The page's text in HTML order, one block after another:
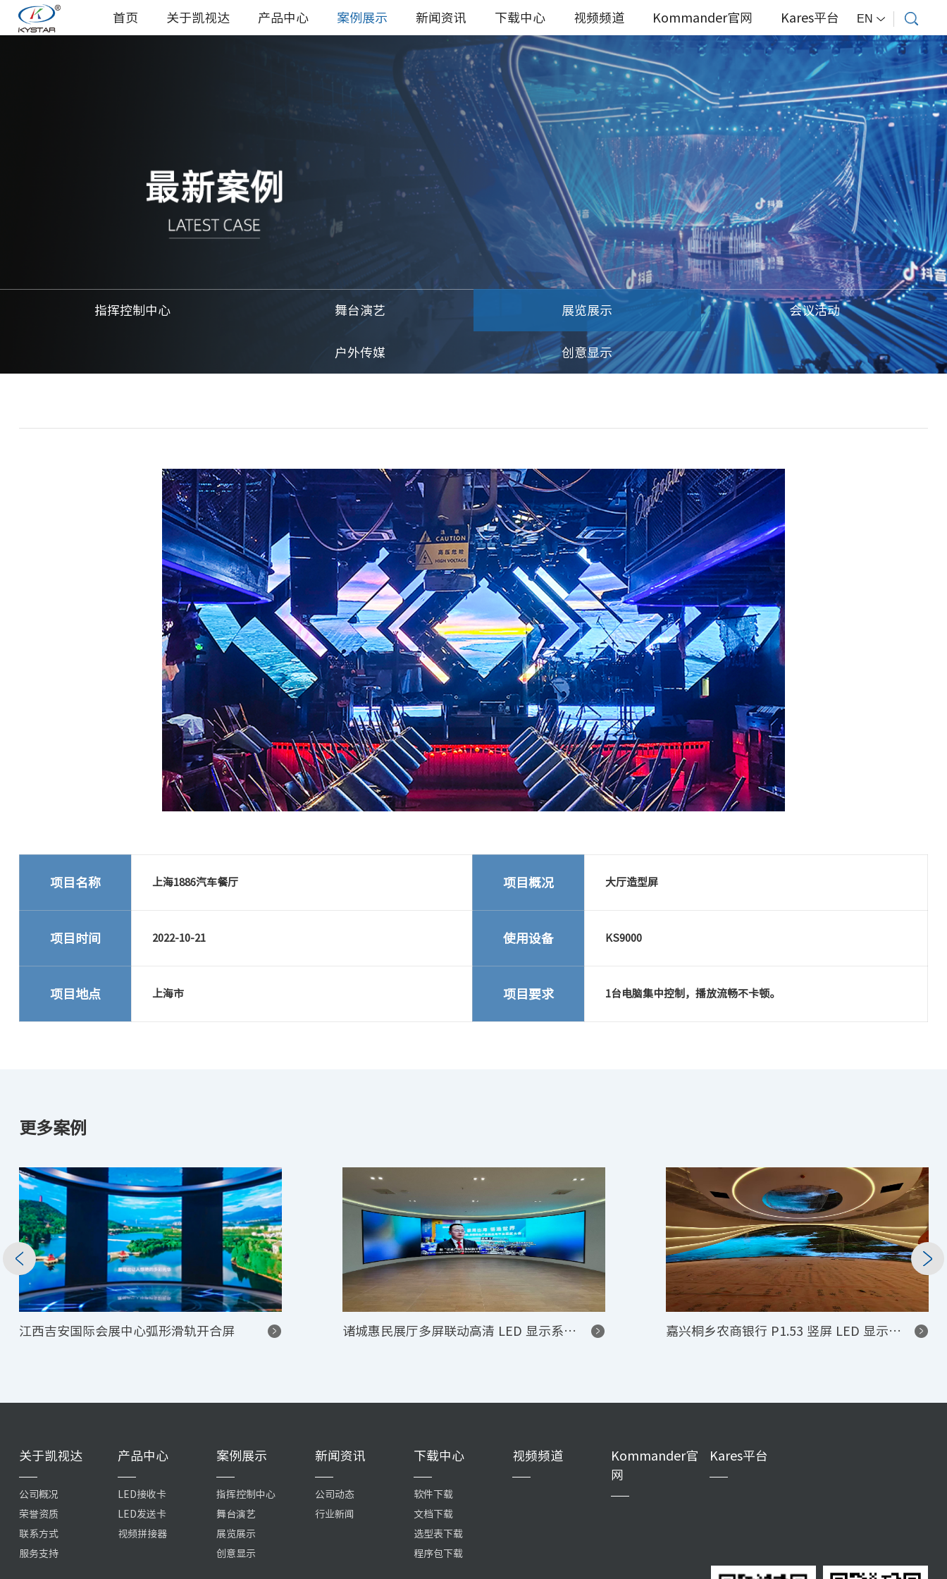
EN
首页 关于凯视达 产品中心 案例展示 新闻资讯 下载中心 视频频道 Kommander官网 Kares平台
指挥控制中心 舞台演艺 展览展示 会议活动
户外传媒 创意显示
项目名称 上海1886汽车餐厅 项目概况 大厅造型屏
项目时间 2022-10-21 使用设备 KS9000
项目地点 上海市 项目要求 1台电脑集中控制，播放流畅不卡顿。
更多案例
沈阳售楼中心 杭州某展厅 俄罗斯异形拼接展厅 2300W 点 P2.5 两路信号网页分屏 LED 大屏项目
关于凯视达
公司概况
荣誉资质
联系方式
服务支持
产品中心
LED接收卡
LED发送卡
视频拼接器
案例展示
指挥控制中心
舞台演艺
展览展示
创意显示
新闻资讯
公司动态
行业新闻
下载中心
软件下载
文档下载
选型表下载
程序包下载
视频频道
Kommander官
网
Kares平台